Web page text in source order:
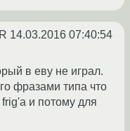
14.03.2016 07:40:54
в еву не играл.
фразами типа что
и потому для